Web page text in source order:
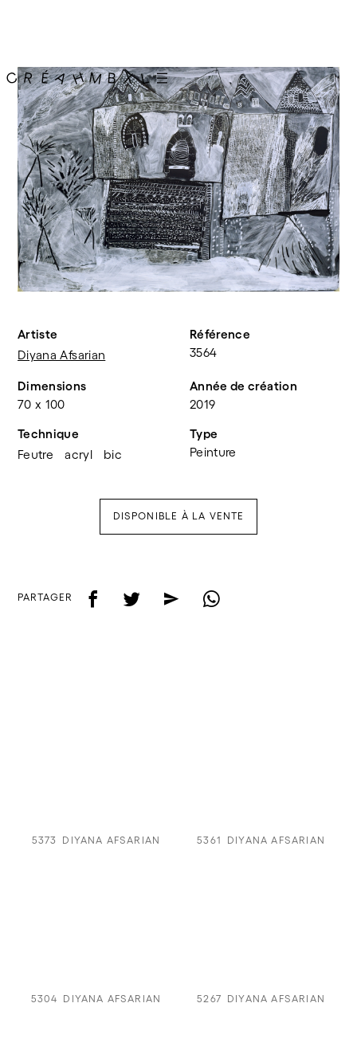
Artiste
Diyana Afsarian
Référence
3564
Dimensions
70 x 100
Année de création
2019
Technique
Feutre
acryl bic
Type
Peinture
DISPONIBLE À LA VENTE
PARTAGER f t e w
5373 DIYANA AFSARIAN 5361 DIYANA AFSARIAN
5304 DIYANA AFSARIAN 5267 DIYANA AFSARIAN